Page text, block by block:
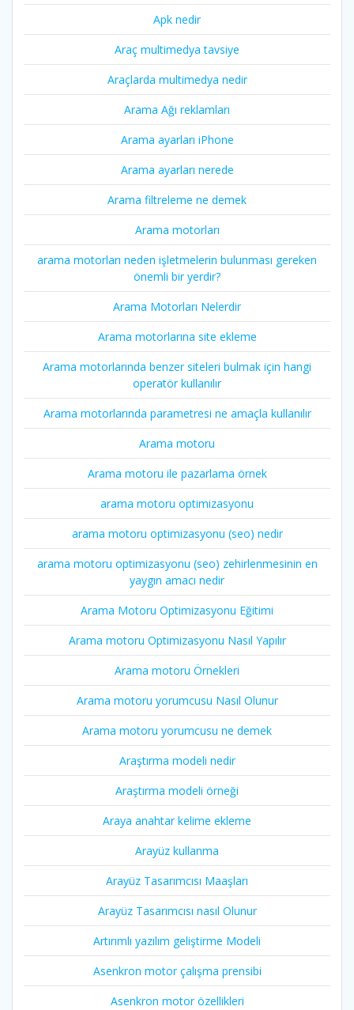
Apk nedir
Araç multimedya tavsiye
Araçlarda multimedya nedir
Arama Ağı reklamları
Arama ayarları iPhone
Arama ayarları nerede
Arama filtreleme ne demek
Arama motorları
arama motorları neden işletmelerin bulunması gereken
önemli bir yerdir?
Arama Motorları Nelerdir
Arama motorlarına site ekleme
Arama motorlarında benzer siteleri bulmak için hangi
operatör kullanılır
Arama motorlarında parametresi ne amaçla kullanılır
Arama motoru
Arama motoru ile pazarlama örnek
arama motoru optimizasyonu
arama motoru optimizasyonu (seo) nedir
arama motoru optimizasyonu (seo) zehirlenmesinin en
yaygın amacı nedir
Arama Motoru Optimizasyonu Eğitimi
Arama motoru Optimizasyonu Nasıl Yapılır
Arama motoru Örnekleri
Arama motoru yorumcusu Nasıl Olunur
Arama motoru yorumcusu ne demek
Araştırma modeli nedir
Araştırma modeli örneği
Araya anahtar kelime ekleme
Arayüz kullanma
Arayüz Tasarımcısı Maaşları
Arayüz Tasarımcısı nasıl Olunur
Artırımlı yazılım geliştirme Modeli
Asenkron motor çalışma prensibi
Asenkron motor özellikleri